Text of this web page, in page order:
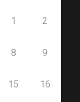
1 2
8 9
15 16